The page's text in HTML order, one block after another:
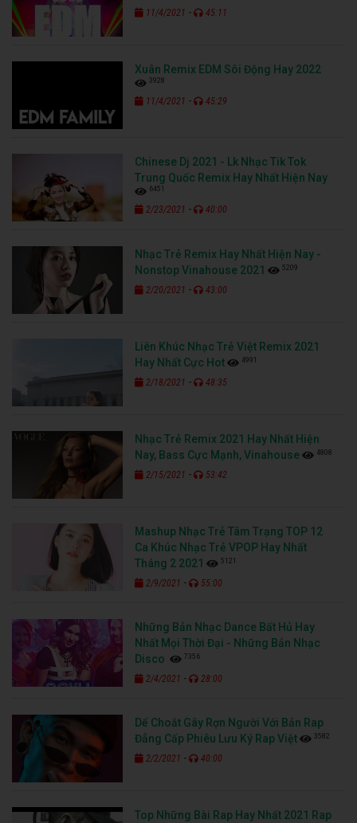
11/4/2021 - 45:11
Xuân Remix EDM Sôi Động Hay 2022
3928
11/4/2021 - 45:29
Chinese Dj 2021 - Lk Nhạc Tik Tok
Trung Quốc Remix Hay Nhất Hiện Nay
6451
2/23/2021 - 40:00
Nhạc Trẻ Remix Hay Nhất Hiện Nay -
Nonstop Vinahouse 2021
5209
2/20/2021 - 43:00
Liên Khúc Nhạc Trẻ Việt Remix 2021
Hay Nhất Cực Hot
4991
2/18/2021 - 48:35
Nhạc Trẻ Remix 2021 Hay Nhất Hiện
Nay, Bass Cực Mạnh, Vinahouse
4808
2/15/2021 - 53:42
Mashup Nhạc Trẻ Tâm Trạng TOP 12
Ca Khúc Nhạc Trẻ VPOP Hay Nhất
Tháng 2 2021
5121
2/9/2021 - 55:00
Những Bản Nhạc Dance Bất Hủ Hay
Nhất Mọi Thời Đại - Những Bản Nhạc
Disco
7356
2/4/2021 - 28:00
Dế Choắt Gây Rợn Người Với Bản Rap
Đẳng Cấp Phiêu Lưu Ký Rap Việt
3582
2/2/2021 - 40:00
Top Những Bài Rap Hay Nhất 2021 Rap